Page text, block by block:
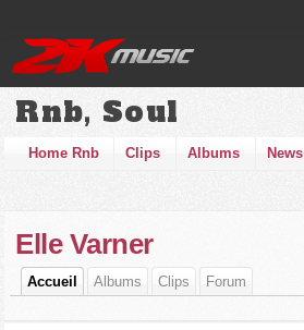
Rnb, Soul
Home Rnb Clips Albums News
Elle Varner
Accueil Albums Clips Forum